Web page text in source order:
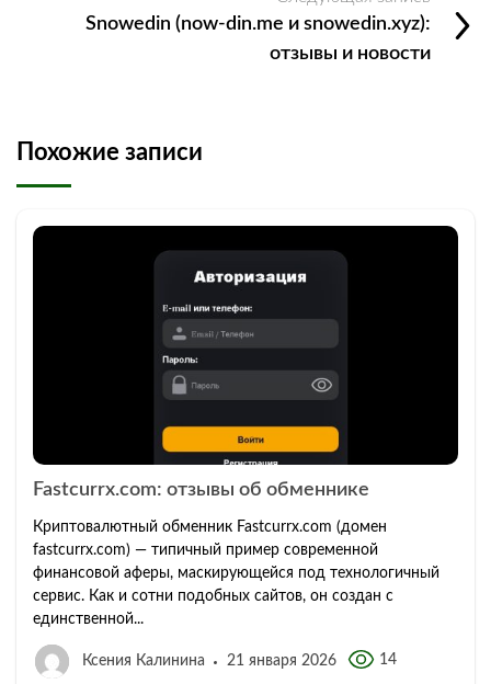
Snowedin (now-din.me и snowedin.xyz):
отзывы и новости
Похожие записи
Fastcurrx.com: отзывы об обменнике
Криптовалютный обменник Fastcurrx.com (домен
fastcurrx.com) — типичный пример современной
финансовой аферы, маскирующейся под технологичный
сервис. Как и сотни подобных сайтов, он создан с
единственной...
Ксения Калинина 21 января 2026 14